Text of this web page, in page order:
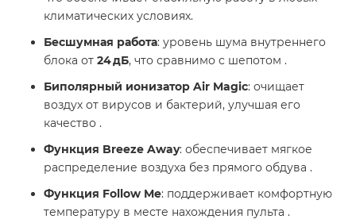
климатических условиях.
Бесшумная работа: уровень шума внутреннего
блока от 24 дБ, что сравнимо с шепотом .
Биполярный ионизатор Air Magic: очищает
воздух от вирусов и бактерий, улучшая его
качество .
Функция Breeze Away: обеспечивает мягкое
распределение воздуха без прямого обдува .
Функция Follow Me: поддерживает комфортную
температуру в месте нахождения пульта .